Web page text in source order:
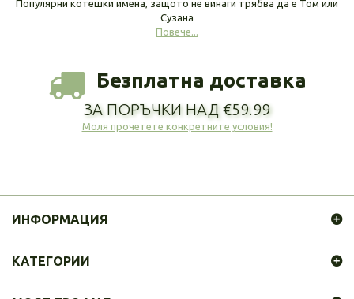
Популярни котешки имена, защото не винаги трябва да е Том или
Сузана
Повече...
Безплатна доставка
ЗА ПОРЪЧКИ НАД €59.99
Моля прочетете конкретните условия!
ИНФОРМАЦИЯ
КАТЕГОРИИ